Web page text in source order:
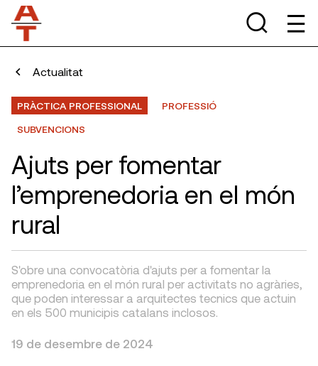
Actualitat
PRÀCTICA PROFESSIONAL
PROFESSIÓ
SUBVENCIONS
Ajuts per fomentar
l’emprenedoria en el món
rural
S'obre una convocatòria d'ajuts per a fomentar la
emprenedoria en el món rural per activitats no agràries,
que poden interessar a arquitectes tecnics que actuin
en els 500 municipis catalans inclosos.
19 de desembre de 2024